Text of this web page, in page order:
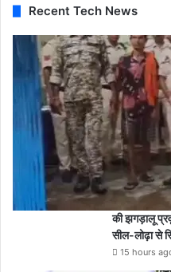
Recent Tech News
की झगड़ालू
सील-लोढ़ा से
15 hours